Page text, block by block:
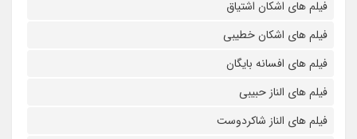
فیلم های اشکان اشتیاق
فیلم های اشکان خطیبی
فیلم های افسانه بایگان
فیلم های الناز حبیبی
فیلم های الناز شاکردوست